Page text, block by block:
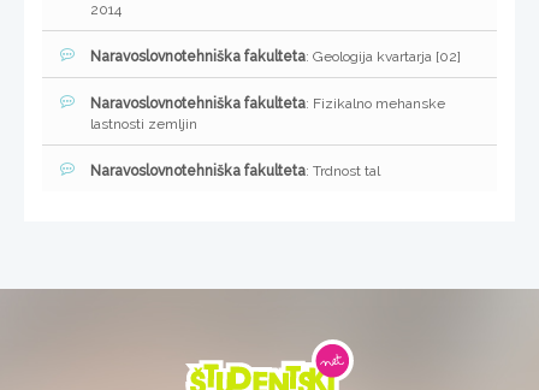
2014
Naravoslovnotehniška fakulteta: Geologija kvartarja [02]
Naravoslovnotehniška fakulteta: Fizikalno mehanske
lastnosti zemljin
Naravoslovnotehniška fakulteta: Trdnost tal